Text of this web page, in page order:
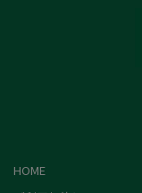
HOME